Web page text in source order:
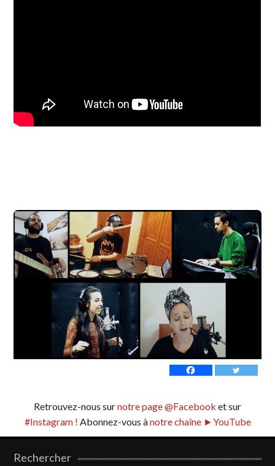
Retrouvez-nous surnotre page @Facebook et sur
#Instagram ! Abonnez-vous ànotre chaîne ►YouTube
Rechercher